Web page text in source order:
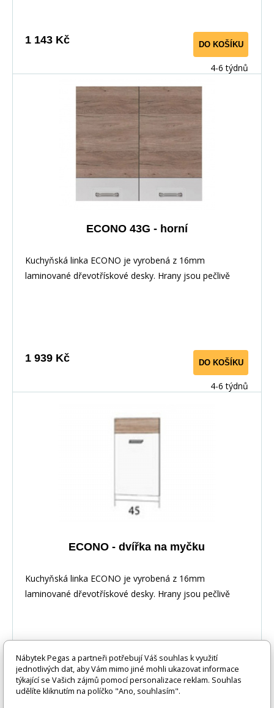
1 143 Kč DO KOŠÍKU
4-6 týdnů
ECONO 43G - horní
Kuchyňská linka ECONO je vyrobená z 16mm
laminované dřevotřískové desky. Hrany jsou pečlivě
pracovní desku na každou skříňku zvlášť, nebo vcelku (
max. délka je 3m ), hloubka desky je 60 cm. Pracovní
deska není v ceně skříňky. Materiál: : vysoce kvalitní
Pracovní deska v barvě traventin
1 939 Kč DO KOŠÍKU
4-6 týdnů
ECONO - dvířka na myčku
Kuchyňská linka ECONO je vyrobená z 16mm
laminované dřevotřískové desky. Hrany jsou pečlivě
mechanismem, závěsy ve dveřích s tichým dovíráním.
Kuchyňské skříňky lze zakoupit samostatně stejně jako
pracovní desku na každou skříňku zvlášť, nebo vcelku (
max. délka je 3m ), hloubka desky je 60 cm. Pracovní
1 213 Kč DO KOŠÍKU
Nábytek Pegas a partneři potřebují Váš souhlas k využití
jednotlivých dat, aby Vám mimo jiné mohli ukazovat informace
týkající se Vašich zájmů pomocí personalizace reklam. Souhlas
udělíte kliknutím na políčko "Ano, souhlasím".